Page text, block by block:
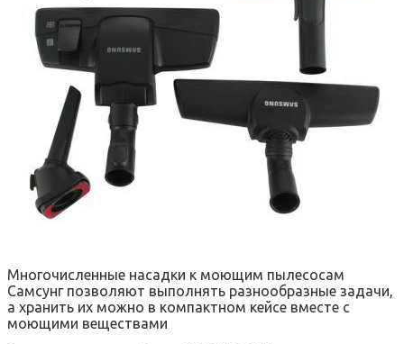
Многочисленные насадки к моющим пылесосам
Самсунг позволяют выполнять разнообразные задачи,
а хранить их можно в компактном кейсе вместе с
моющими веществами